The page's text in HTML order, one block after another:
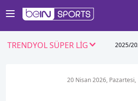
TRENDYOL SÜPER LİG 2025/
20 Nisan 2026, Pazartesi,